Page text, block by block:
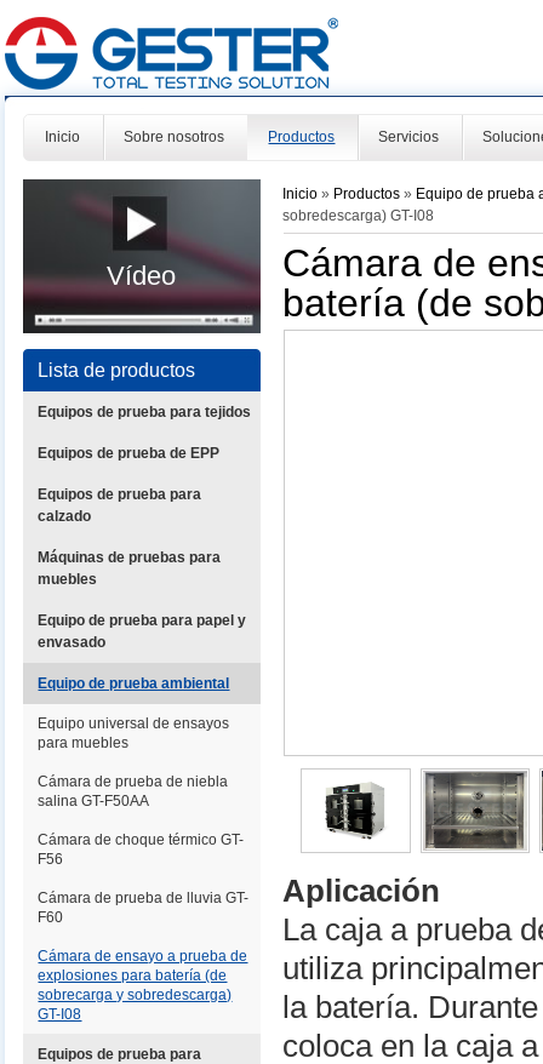
Inicio Sobre nosotros Productos Servicios
Vídeo
Lista de productos
Equipos de prueba para tejidos
Equipos de prueba de EPP
Equipos de prueba para
calzado
Máquinas de pruebas para
muebles
Equipo de prueba para papel y
envasado
Equipo de prueba ambiental
Equipo universal de ensayos
para muebles
Cámara de prueba de niebla
salina GT-F50AA
Cámara de choque térmico GT-
F56
Cámara de prueba de lluvia GT-
F60
Cámara de ensayo a prueba de
explosiones para batería (de
sobrecarga y sobredescarga)
GT-I08
Equipos de prueba para
Inicio » Productos» Equipo de prueba
sobredescarga) GT-I08
Cámara de
batería (de
Aplicación
La caja a prueba
utiliza
la batería.
coloca en la caja